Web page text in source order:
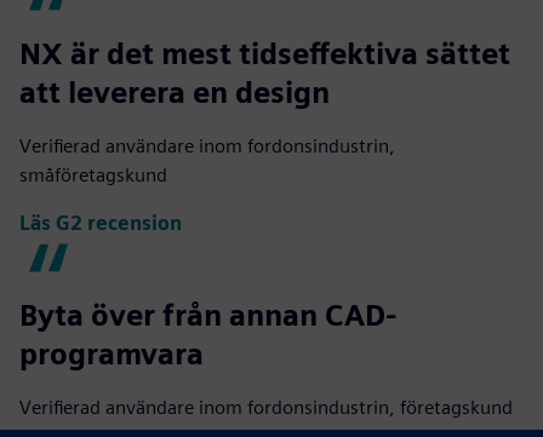
NX är det mest tidseffektiva sättet
att leverera en design
Verifierad användare inom fordonsindustrin,
småföretagskund
Läs G2 recension
Byta över från annan CAD-
programvara
Verifierad användare inom fordonsindustrin, företagskund